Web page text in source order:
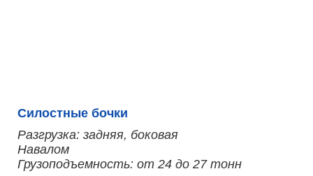
Силостные бочки
Разгрузка: задняя, боковая
Навалом
Грузоподъемность: от 24 до 27 тонн